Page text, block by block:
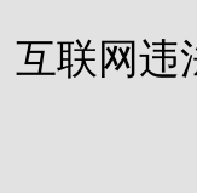
互联网违